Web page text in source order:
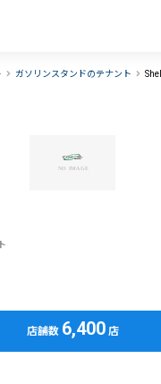
ガソリンスタンドのテナント Shell
店舗数 6,400店